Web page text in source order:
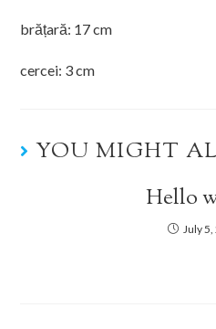
brățară: 17 cm
cercei: 3 cm
YOU MIGHT
Hello
July 5,